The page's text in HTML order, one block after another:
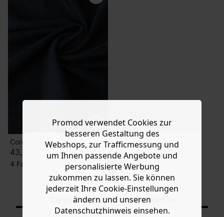
Do you want to be redirected to
www.promod.com ?
Cord-Stoffzuschnitt (3m)
43,99 €
4 Farben
Angezeigte Produkte: 5 / 5
Promod verwendet Cookies zur
besseren Gestaltung des
Webshops, zur Trafficmessung und
um Ihnen passende Angebote und
personalisierte Werbung
zukommen zu lassen. Sie können
jederzeit Ihre Cookie-Einstellungen
ändern und unseren
Datenschutzhinweis einsehen.